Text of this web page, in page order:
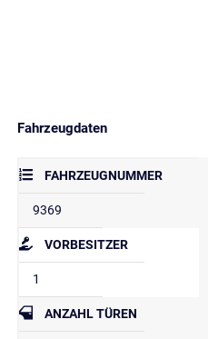
Fahrzeugdaten
FAHRZEUGNUMMER
9369
VORBESITZER
1
ANZAHL TÜREN